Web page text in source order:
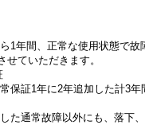
1年間、正常な使用状態で故
せていただきます。
証1年に2年追加した計3年
た通常故障以外にも、落下